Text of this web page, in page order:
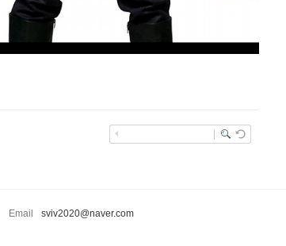
Email sviv2020@naver.com